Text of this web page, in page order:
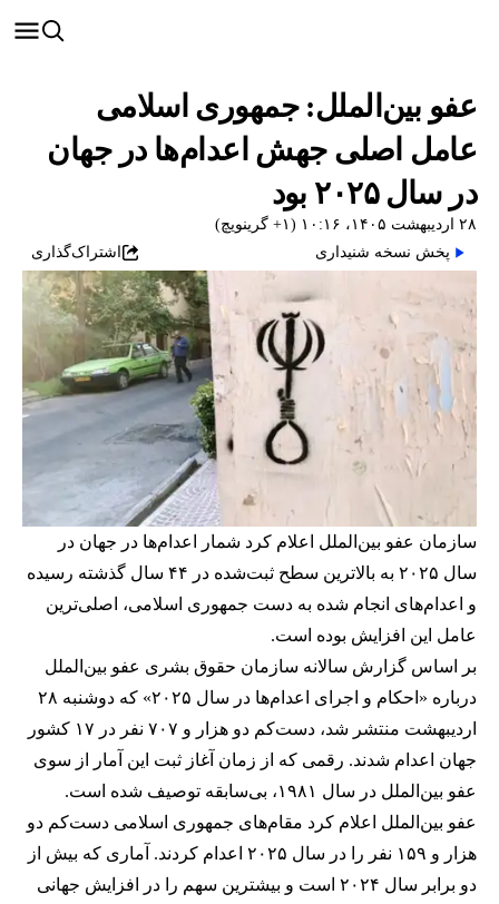
عفو بین‌الملل: جمهوری اسلامی
عامل اصلی جهش اعدام‌ها در جهان
در سال ۲۰۲۵ بود
۲۸ اردیبهشت ۱۴۰۵، ۱۰:۱۶ (‎+۱ گرینویچ)
پخش نسخه شنیداری
اشتراک‌گذاری
سازمان عفو بین‌الملل اعلام کرد شمار اعدام‌ها در جهان در
سال ۲۰۲۵ به بالاترین سطح ثبت‌شده در ۴۴ سال گذشته رسیده
و اعدام‌های انجام شده به دست جمهوری اسلامی، اصلی‌ترین
عامل این افزایش بوده است.
بر اساس گزارش سالانه سازمان حقوق بشری عفو بین‌الملل
درباره «احکام و اجرای اعدام‌ها در سال ۲۰۲۵» که دوشنبه ۲۸
اردیبهشت منتشر شد
، دست‌کم دو هزار و ۷۰۷ نفر در ۱۷ کشور
جهان اعدام شدند. رقمی که از زمان آغاز ثبت این آمار از سوی
عفو بین‌الملل در سال ۱۹۸۱، بی‌سابقه توصیف شده است.
عفو بین‌الملل اعلام کرد مقام‌های جمهوری اسلامی دست‌کم دو
هزار و ۱۵۹ نفر را در سال ۲۰۲۵
اعدام کردند. آماری که بیش از
دو برابر سال ۲۰۲۴ است و بیشترین سهم را در افزایش جهانی